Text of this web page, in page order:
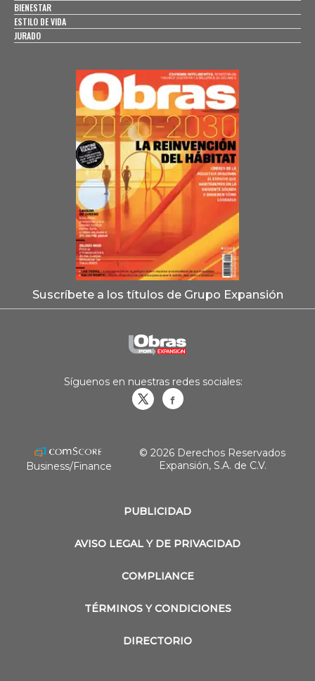
BIENESTAR
ESTILO DE VIDA
JURADO
Suscríbete a los títulos de Grupo Expansión
PUBLICIDAD
AVISO LEGAL Y DE PRIVACIDAD
COMPLIANCE
TÉRMINOS Y CONDICIONES
DIRECTORIO
Síguenos en nuestras redes sociales:
Business/Finance
© 2026 Derechos Reservados
Expansión, S.A. de C.V.